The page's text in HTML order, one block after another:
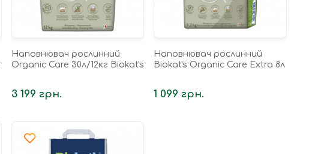
Наповнювач рослинний
Organic Care 30л/12кг Biokat's
3 199 грн.
Наповнювач рослинний
Biokat's Organic Care Extra 8л
1 099 грн.